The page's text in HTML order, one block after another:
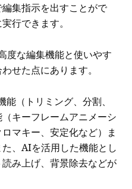
集指示を出すことがで
行できます。
度な編集機能と使いやす
せた点にあります。
（トリミング、分割、
キーフレームアニメーシ
マキー、安定化など）ま
、AIを活用した機能とし
み上げ、背景除去などが